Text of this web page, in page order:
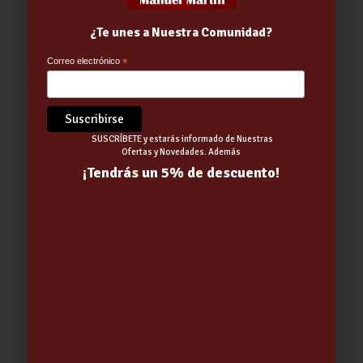
12.92€
¿Te unes a Nuestra Comunidad?
Correo electrónico*
SUSCRÍBETE y estarás informado de Nuestras
Ofertas y Novedades. Además
¡Tendrás un 5% de descuento!